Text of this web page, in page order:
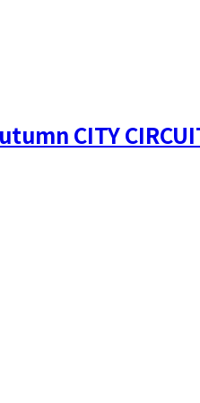
CITY